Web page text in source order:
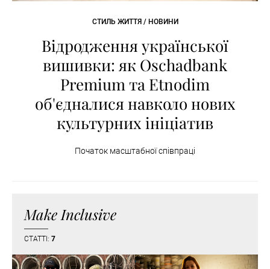
СТИЛЬ ЖИТТЯ / НОВИНИ
Відродження української
вишивки: як Oschadbank
Premium та Etnodim
об'єдналися навколо нових
культурних ініціатив
Початок масштабної співпраці
Make Inclusive
СТАТТІ: 7